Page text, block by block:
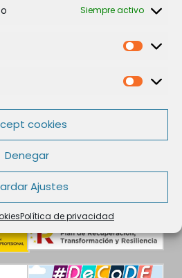
Siempre activo
cookies
Denegar
Ajustes
Política de privacidad